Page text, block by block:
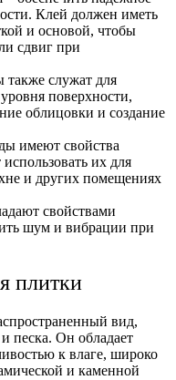
Клей должен иметь
и основой, чтобы
сдвиг при
служат для
поверхности,
облицовки и создание
имеют свойства
их для
и других помещениях
свойствами
шум и вибрации при
плитки
вид,
песка. Он обладает
к влаге, широко
и каменной